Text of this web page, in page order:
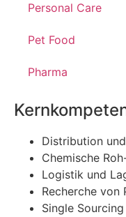
Personal Care
Pet Food
Pharma
Distribution
Chemische
Logistik und
Recherche von
Single Sourcing